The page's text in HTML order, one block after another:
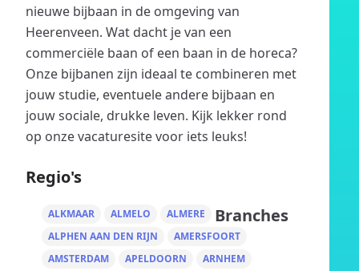
nieuwe bijbaan in de omgeving van
Heerenveen. Wat dacht je van een
commerciële baan of een baan in de horeca?
Onze bijbanen zijn ideaal te combineren met
jouw studie, eventuele andere bijbaan en
jouw sociale, drukke leven. Kijk lekker rond
op onze vacaturesite voor iets leuks!
Regio's
ALKMAAR ALMELO
ALMERE
ALPHEN AAN DEN RIJN
AMERSFOORT
AMSTERDAM
APELDOORN
ARNHEM
Branches